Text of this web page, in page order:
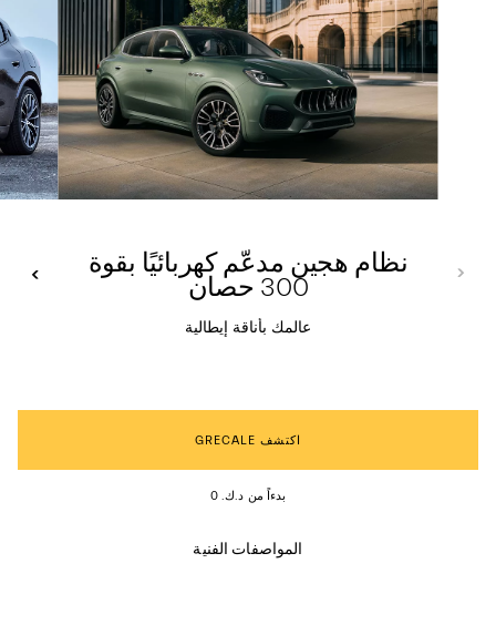
نظام هجين مدعّم كهربائيًا بقوة
300 حصان
عالمك بأناقة إيطالية
اكتشف GRECALE
بدءاً من د.ك. 0
المواصفات الفنية